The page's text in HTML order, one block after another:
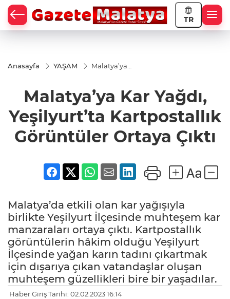
TR
Anasayfa YAŞAM
Malatya’ya
Kartpostallık
Görüntüler
Ortaya Çıktı
Malatya’ya Kar Yağdı,
Yeşilyurt’ta Kartpostallık
Görüntüler Ortaya Çıktı
Malatya’da etkili olan kar yağışıyla
birlikte Yeşilyurt İlçesinde muhteşem kar
manzaraları ortaya çıktı. Kartpostallık
görüntülerin hâkim olduğu Yeşilyurt
İlçesinde yağan karın tadını çıkartmak
için dışarıya çıkan vatandaşlar oluşan
muhteşem güzellikleri bire bir yaşadılar.
Haber Giriş Tarihi: 02.02.2023 16:14